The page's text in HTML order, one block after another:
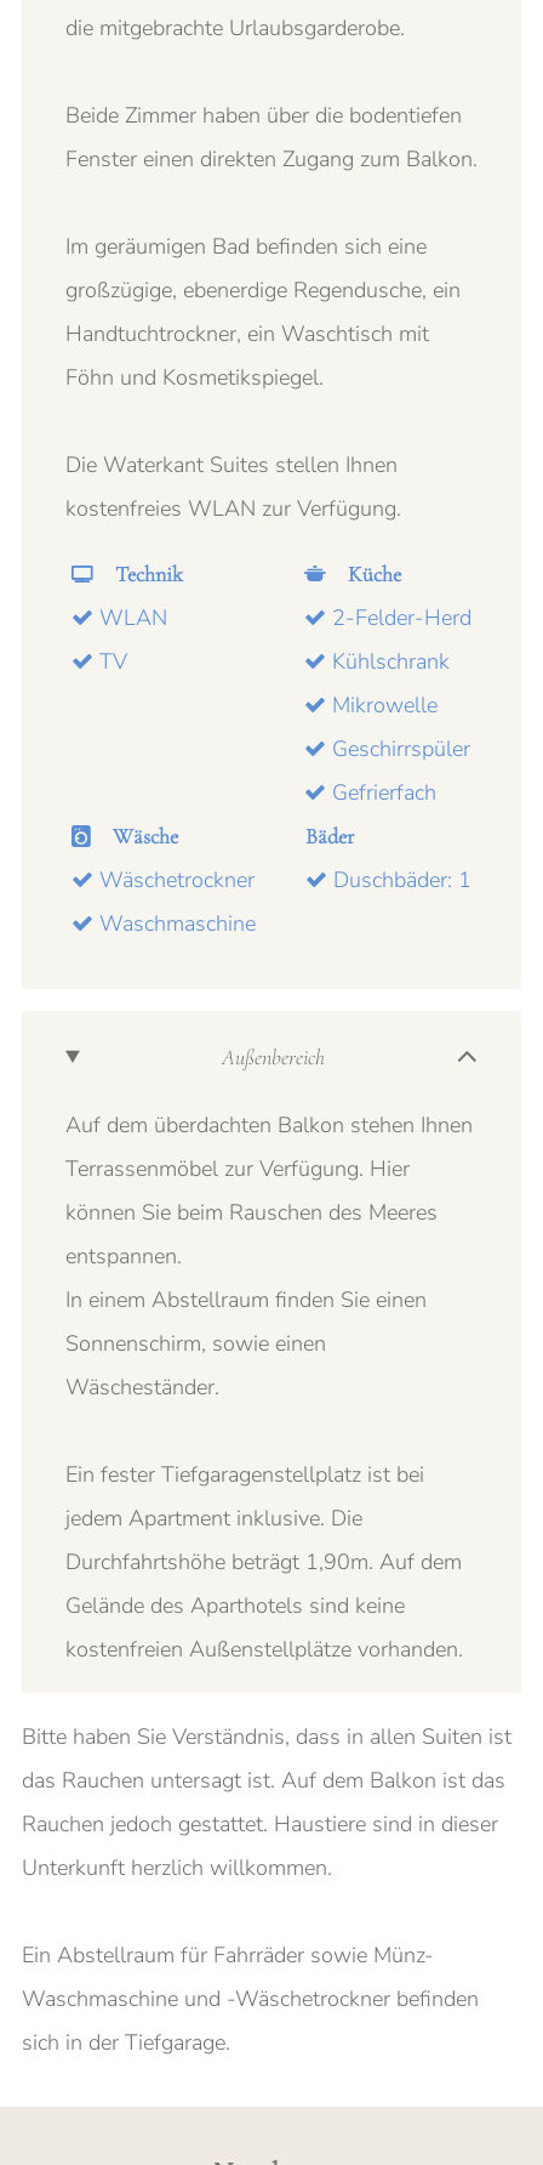
die mitgebrachte Urlaubsgarderobe.
Beide Zimmer haben über die bodentiefen
Fenster einen direkten Zugang zum Balkon.
Im geräumigen Bad befinden sich eine
großzügige, ebenerdige Regendusche, ein
Handtuchtrockner, ein Waschtisch mit
Föhn und Kosmetikspiegel.
Die Waterkant Suites stellen Ihnen
kostenfreies WLAN zur Verfügung.
Technik
WLAN
TV
Küche
2-Felder-Herd
Kühlschrank
Mikrowelle
Geschirrspüler
Gefrierfach
Wäsche
Wäschetrockner
Waschmaschine
Bäder
Duschbäder: 1
Außenbereich
Auf dem überdachten Balkon stehen Ihnen
Terrassenmöbel zur Verfügung. Hier
können Sie beim Rauschen des Meeres
entspannen.
In einem Abstellraum finden Sie einen
Sonnenschirm, sowie einen
Wäscheständer.
Ein fester Tiefgaragenstellplatz ist bei
jedem Apartment inklusive. Die
Durchfahrtshöhe beträgt 1,90m. Auf dem
Gelände des Aparthotels sind keine
kostenfreien Außenstellplätze vorhanden.
Bitte haben Sie Verständnis, dass in allen Suiten ist
das Rauchen untersagt ist. Auf dem Balkon ist das
Rauchen jedoch gestattet. Haustiere sind in dieser
Unterkunft herzlich willkommen.
Ein Abstellraum für Fahrräder sowie Münz-
Waschmaschine und -Wäschetrockner befinden
sich in der Tiefgarage.